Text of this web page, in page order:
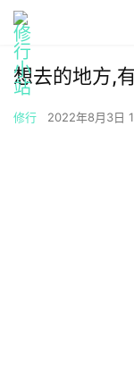
Reconnect: 5
想去的地方,
修行 2022年8月3日